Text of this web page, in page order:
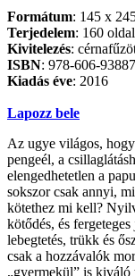
Formátum: 145 x
Terjedelem: 160
Kivitelezés:
ISBN: 978-606-
Kiadás éve: 2016
Lapozz bele
Az ugye világos,
pengeél, a
elengedhetetlen a
sokszor csak annyi,
kötethez mi kell?
kötődés, és
lebegtetés, trükk és
csak a hozzávalók
„gyermekül” is kiváló